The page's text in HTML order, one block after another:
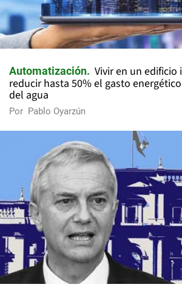
Automatización
Vivir en un
reducir hasta 50% el gasto
del agua
Por Pablo Oyarzún